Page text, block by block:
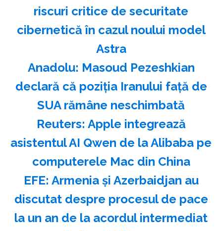
riscuri critice de securitate
cibernetică în cazul noului model
Astra
Anadolu: Masoud Pezeshkian
declară că poziţia Iranului faţă de
SUA rămâne neschimbată
Reuters: Apple integrează
asistentul AI Qwen de la Alibaba pe
computerele Mac din China
EFE: Armenia şi Azerbaidjan au
discutat despre procesul de pace
la un an de la acordul intermediat